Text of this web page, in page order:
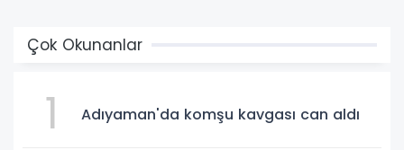
Çok Okunanlar
1 Adıyaman'da komşu kavgası can aldı